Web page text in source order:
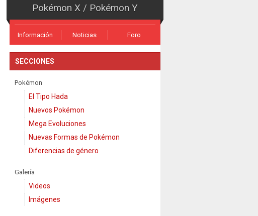
Pokémon X / Pokémon Y
Información Noticias Foro
SECCIONES
Pokémon
El Tipo Hada
Nuevos Pokémon
Mega Evoluciones
Nuevas Formas de Pokémon
Diferencias de género
Galería
Videos
Imágenes